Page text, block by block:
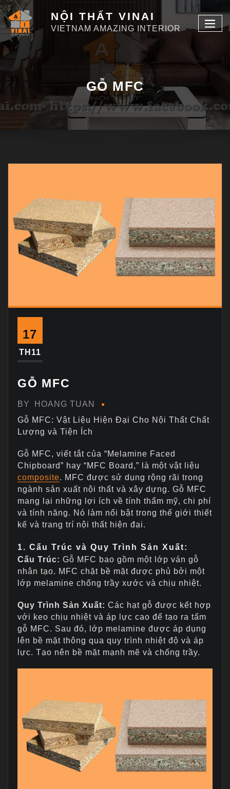
NỘI THẤT VINAI
VIETNAM AMAZING INTERIOR
GỖ MFC
17
TH11
GỖ MFC
BY
HOANG TUAN
Gỗ MFC: Vật Liệu Hiện Đại Cho Nội Thất Chất
Lượng và Tiện Ích
Gỗ MFC, viết tắt của “Melamine Faced
Chipboard” hay “MFC Board,” là một vật liệu
composite. MFC được sử dụng rộng rãi trong
ngành sản xuất nội thất và xây dựng. Gỗ MFC
mang lại những lợi ích về tính thẩm mỹ, chi phí
và tính năng. Nó làm nổi bật trong thế giới thiết
kế và trang trí nội thất hiện đại.
1. Cấu Trúc và Quy Trình Sản Xuất:
Cấu Trúc: Gỗ MFC bao gồm một lớp ván gỗ
nhân tạo. MFC chặt bề mặt được phủ bởi một
lớp melamine chống trầy xước và chịu nhiệt.
Quy Trình Sản Xuất: Các hạt gỗ được kết hợp
với keo chịu nhiệt và áp lực cao để tạo ra tấm
gỗ MFC. Sau đó, lớp melamine được áp dụng
lên bề mặt thông qua quy trình nhiệt độ và áp
lực. Tạo nên bề mặt mạnh mẽ và chống trầy.